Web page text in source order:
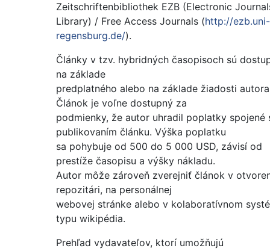
Zeitschriftenbibliothek EZB (Electronic
Library) / Free Access Journals (http://ezb.uni-
regensburg.de/).
Články v tzv. hybridných časopisoch sú
na základe
predplatného alebo na základe žiadosti
Článok je voľne dostupný za
podmienky, že autor uhradil poplatky spojené
publikovaním článku. Výška poplatku
sa pohybuje od 500 do 5 000 USD, závisí od
prestíže časopisu a výšky nákladu.
Autor môže zároveň zverejniť článok v
repozitári, na personálnej
webovej stránke alebo v kolaboratívnom
typu wikipédia.
Prehľad vydavateľov, ktorí umožňujú